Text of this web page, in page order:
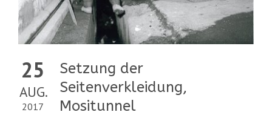
25
AUG.
2017
Setzung der
Seitenverkleidung,
Mositunnel